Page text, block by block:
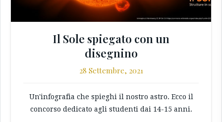
Il Sole spiegato con un
disegnino
28 Settembre, 2021
Un'infografia che spieghi il nostro astro. Ecco il
concorso dedicato agli studenti dai 14-15 anni.